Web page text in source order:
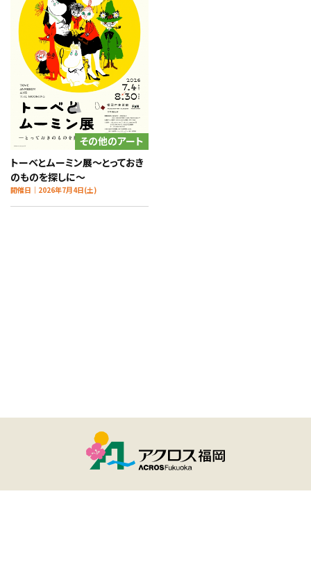
その他のアート
トーベとムーミン展～とっておき
のものを探しに～
開催日｜2026年7月4日(土)